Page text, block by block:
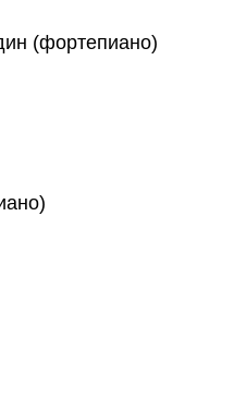
(фортепиано)